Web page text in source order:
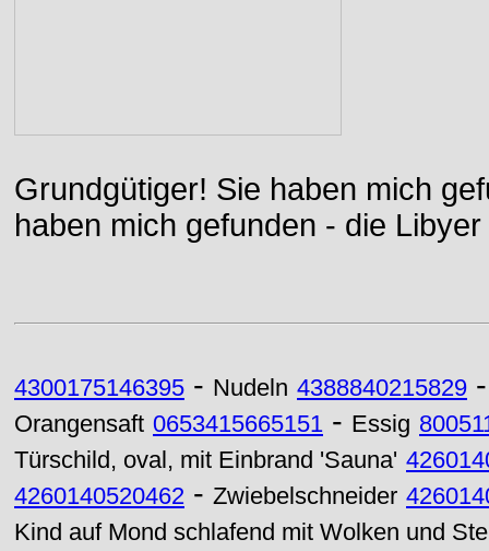
Grundgütiger! Sie haben mich
haben mich gefunden - die
4300175146395 - Nudeln 4388840215829
Orangensaft 0653415665151 - Essig
Türschild, oval, mit Einbrand 'Sauna'
4260140520462 - Zwiebelschneider
Kind auf Mond schlafend mit Wolken und